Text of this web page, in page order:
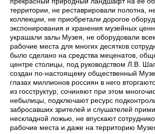
территории, не реставрировали полотна,
коллекции, не приобретали дорогое
экспонирования и хранения музейных
украшали залы Музея, не оборудовали
рабочие места для многих десятков
было сделано на средства меценатов,
центре столицы, под руководством Л.В.
создан по-настоящему общественный
глазах миллионов россиян в него
из госструктур, сочиняют при этом
небылицы, подключают ресурс
забросавших зрителей и слушателей
нескладной ложью, не впускают
рабочие места и даже на территорию